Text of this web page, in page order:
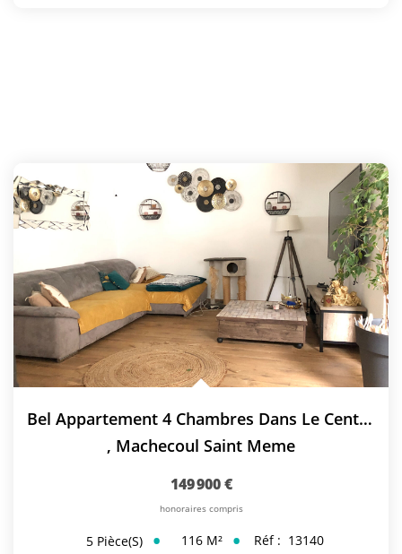
Bel Appartement 4 Chambres Dans Le Centre De Machecoul
, Machecoul Saint Meme
149 900 €
honoraires compris
5 Pièce(s) 116 M² Réf : 13140